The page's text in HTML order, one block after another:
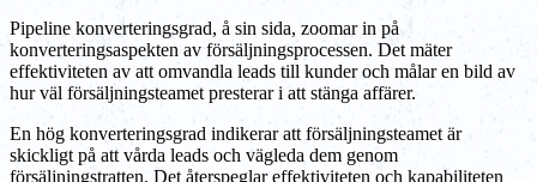
Pipeline konverteringsgrad, å sin sida, zoomar in på
konverteringsaspekten av försäljningsprocessen. Det mäter
effektiviteten av att omvandla leads till kunder och målar en bild av
hur väl försäljningsteamet presterar i att stänga affärer.
En hög konverteringsgrad indikerar att försäljningsteamet är
skickligt på att vårda leads och vägleda dem genom
försäljningstratten. Det återspeglar effektiviteten och kapabiliteten